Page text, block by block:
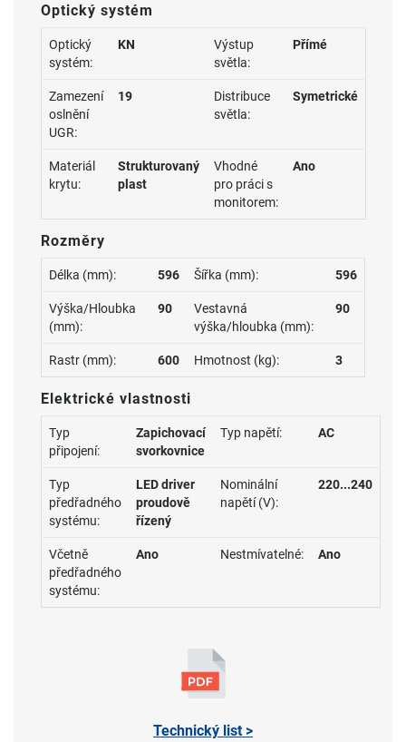
Optický systém
Optický
systém:
KN
Výstup
světla:
Přímé
Zamezení
oslnění
UGR:
19
Distribuce
světla:
Symetrické
Materiál
krytu:
Strukturovaný
plast
Vhodné
pro práci s
monitorem:
Ano
Rozměry
Délka (mm): 596 Šířka (mm): 596
Výška/Hloubka
(mm):
90
Vestavná
výška/hloubka (mm):
90
Rastr (mm): 600 Hmotnost (kg): 3
Elektrické vlastnosti
Typ
připojení:
Zapichovací
svorkovnice
Typ napětí: AC
Typ
předřadného
systému:
LED driver
proudově
řízený
Nominální
napětí (V):
220...240
Včetně
předřadného
systému:
Ano Nestmívatelné: Ano
Technický list >